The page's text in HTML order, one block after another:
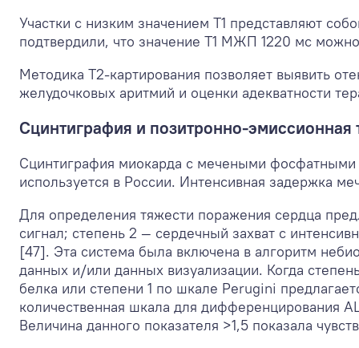
Участки с низким значением T1 представляют
подтвердили, что значение Т1 МЖП 1220 мс
Методика Т2-картирования позволяет выявить
желудочковых аритмий и оценки адекватности
Сцинтиграфия и позитронно-эмиссионная
Cцинтиграфия миокарда с мечеными
используется в России. Интенсивная задержка
Для определения тяжести поражения сердца
сигнал; степень 2 — сердечный захват с
[47]. Эта система была включена в алгоритм
данных и/или данных визуализации. Когда
белка или степени 1 по шкале Perugini
количественная шкала для дифференцирования
Величина данного показателя >1,5 показала